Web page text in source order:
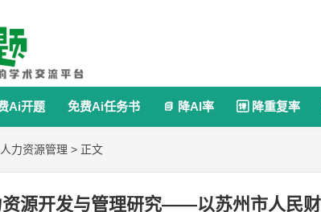
Ai开题 免费Ai任务书  降AI率  降重复率
人力资源管理 > 正文
源开发与管理研究——以苏州市人民